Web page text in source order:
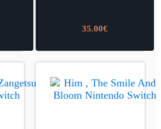
35.00€